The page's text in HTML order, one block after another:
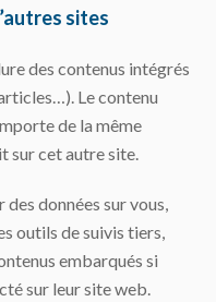
sites
des contenus intégrés
Le contenu
de la même
sur cet autre site.
données sur vous,
outils de suivis tiers,
embarqués si
sur leur site web.